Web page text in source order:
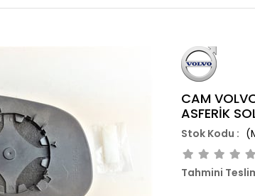
CAM
ASFERİK
Tahmini